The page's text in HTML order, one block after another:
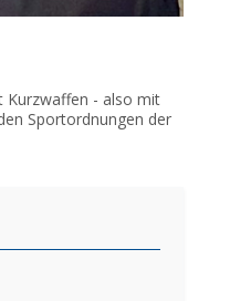
Kurzwaffen - also mit
Sportordnungen der